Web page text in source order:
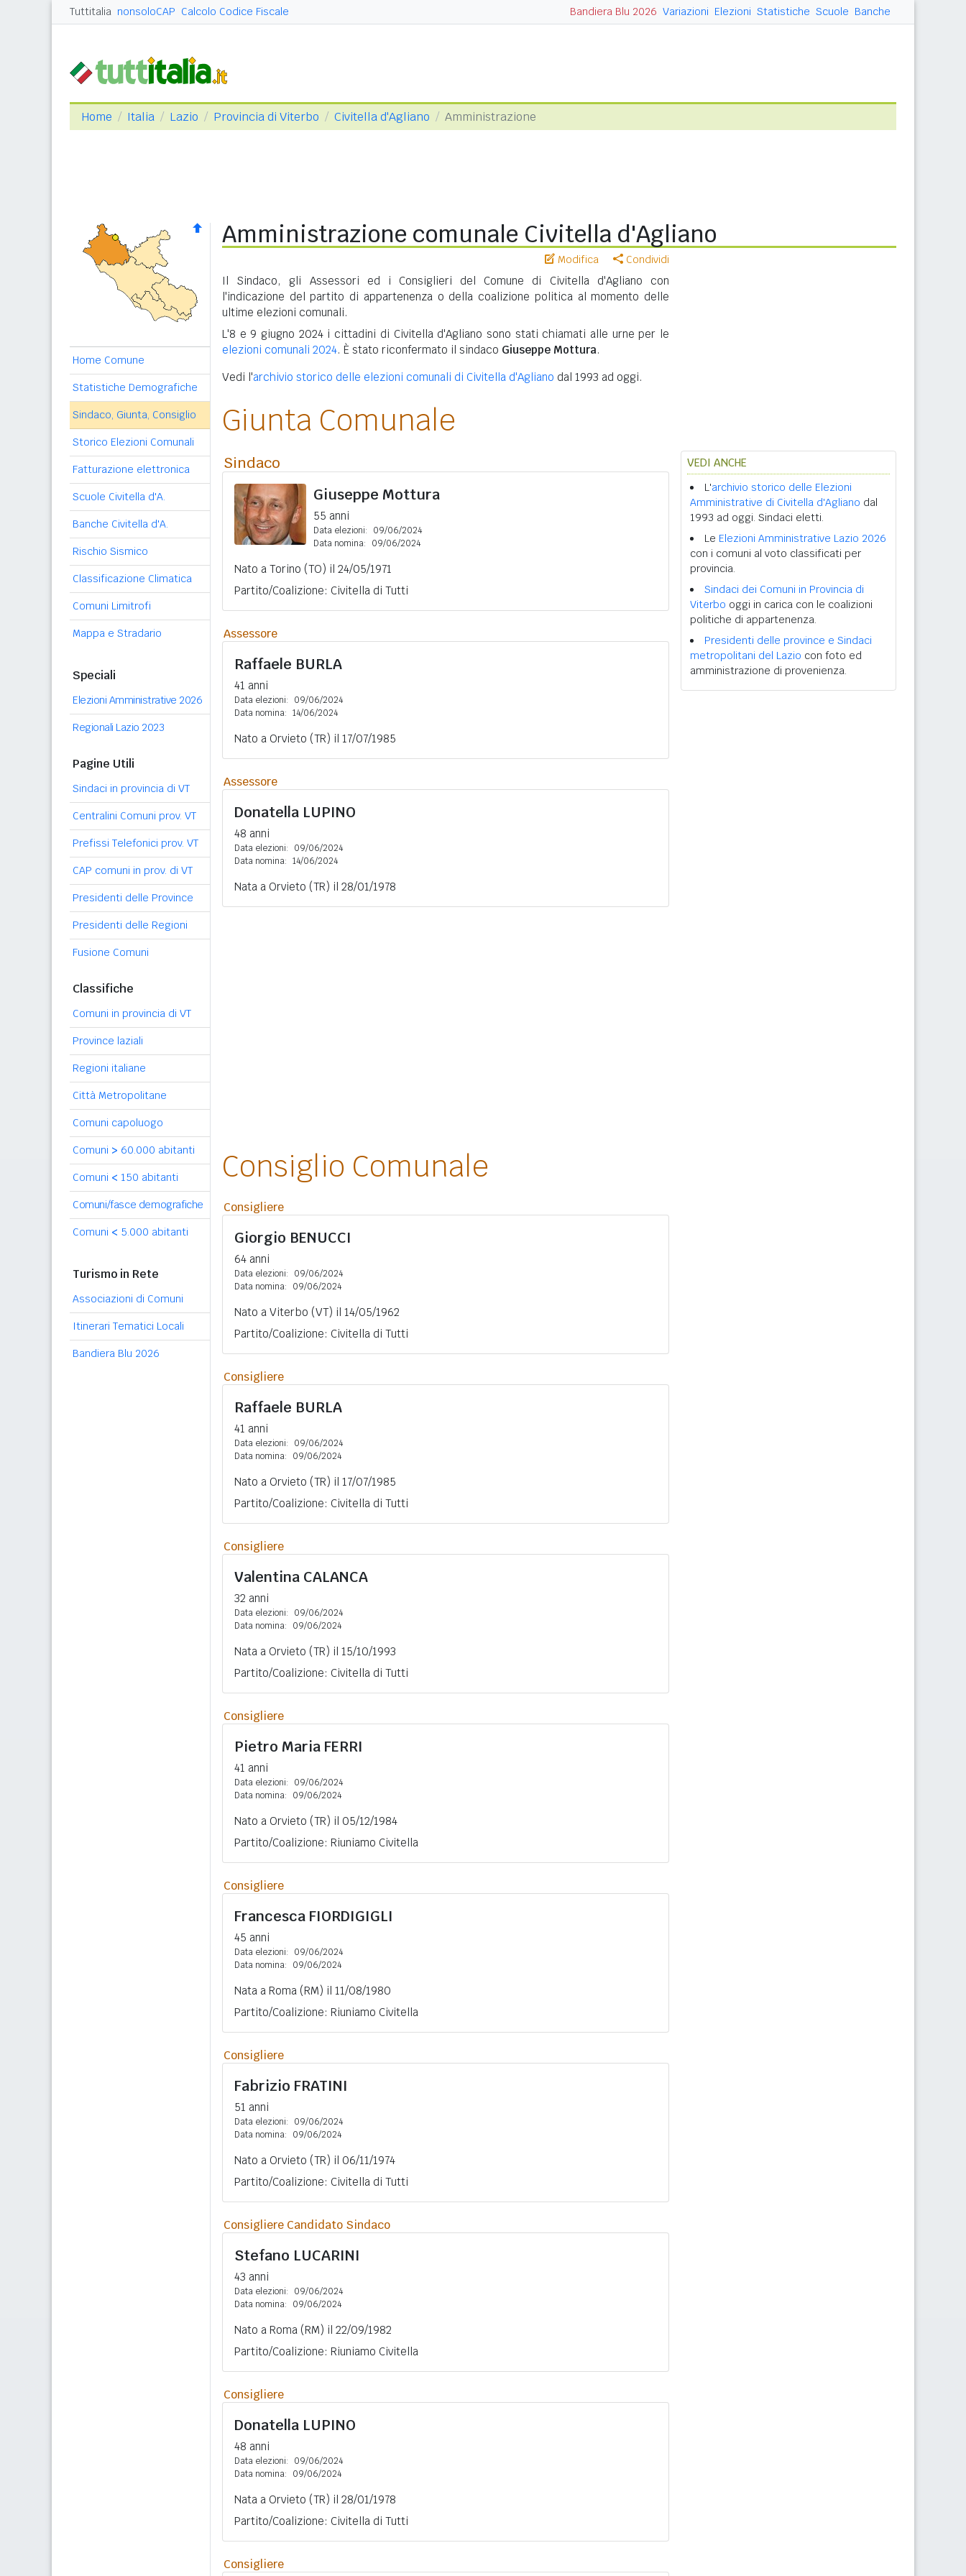
Tuttitalia nonsoloCAP Calcolo Codice Fiscale Bandiera Blu 2026 Variazioni Elezioni Statistiche Scuole Banche
Home Italia Lazio Provincia di Viterbo Civitella d'Agliano Amministrazione
Home Comune
Statistiche Demografiche
Sindaco, Giunta, Consiglio
Storico Elezioni Comunali
Fatturazione elettronica
Scuole Civitella d'A.
Banche Civitella d'A.
Rischio Sismico
Classificazione Climatica
Comuni Limitrofi
Mappa e Stradario
Speciali
Elezioni Amministrative 2026
Regionali Lazio 2023
Pagine Utili
Sindaci in provincia di VT
Centralini Comuni prov. VT
Prefissi Telefonici prov. VT
CAP comuni in prov. di VT
Presidenti delle Province
Presidenti delle Regioni
Fusione Comuni
Classifiche
Comuni in provincia di VT
Province laziali
Regioni italiane
Città Metropolitane
Comuni capoluogo
Comuni > 60.000 abitanti
Comuni < 150 abitanti
Comuni/fasce demografiche
Comuni < 5.000 abitanti
Turismo in Rete
Associazioni di Comuni
Itinerari Tematici Locali
Bandiera Blu 2026
Amministrazione comunale Civitella d'Agliano
Modifica Condividi
Il Sindaco, gli Assessori ed i Consiglieri del Comune di Civitella d'Agliano con
l'indicazione del partito di appartenenza o della coalizione politica al momento delle
ultime elezioni comunali.
L'8 e 9 giugno 2024 i cittadini di Civitella d'Agliano sono stati chiamati alle urne per le
elezioni comunali 2024. È stato riconfermato il sindaco Giuseppe Mottura.
Vedi l'archivio storico delle elezioni comunali di Civitella d'Agliano dal 1993 ad oggi.
Giunta Comunale
Sindaco
Giuseppe Mottura
55 anni
Data elezioni:
09/06/2024
Data nomina:
09/06/2024
Nato a Torino (TO) il 24/05/1971
Partito/Coalizione: Civitella di Tutti
Assessore
Raffaele BURLA
41 anni
Data elezioni:
09/06/2024
Data nomina: 14/06/2024
Nato a Orvieto (TR) il 17/07/1985
Assessore
Donatella LUPINO
48 anni
Data elezioni:
09/06/2024
Data nomina: 14/06/2024
Nata a Orvieto (TR) il 28/01/1978
Consiglio Comunale
Consigliere
Giorgio BENUCCI
64 anni
Data elezioni:
09/06/2024
Data nomina:
09/06/2024
Nato a Viterbo (VT) il 14/05/1962
Partito/Coalizione: Civitella di Tutti
Consigliere
Raffaele BURLA
41 anni
Data elezioni:
09/06/2024
Data nomina:
09/06/2024
Nato a Orvieto (TR) il 17/07/1985
Partito/Coalizione: Civitella di Tutti
Consigliere
Valentina CALANCA
32 anni
Data elezioni:
09/06/2024
Data nomina:
09/06/2024
Nata a Orvieto (TR) il 15/10/1993
Partito/Coalizione: Civitella di Tutti
Consigliere
Pietro Maria FERRI
41 anni
Data elezioni:
09/06/2024
Data nomina:
09/06/2024
Nato a Orvieto (TR) il 05/12/1984
Partito/Coalizione: Riuniamo Civitella
Consigliere
Francesca FIORDIGIGLI
45 anni
Data elezioni:
09/06/2024
Data nomina:
09/06/2024
Nata a Roma (RM) il 11/08/1980
Partito/Coalizione: Riuniamo Civitella
Consigliere
Fabrizio FRATINI
51 anni
Data elezioni:
09/06/2024
Data nomina:
09/06/2024
Nato a Orvieto (TR) il 06/11/1974
Partito/Coalizione: Civitella di Tutti
Consigliere Candidato Sindaco
Stefano LUCARINI
43 anni
Data elezioni:
09/06/2024
Data nomina:
09/06/2024
Nato a Roma (RM) il 22/09/1982
Partito/Coalizione: Riuniamo Civitella
Consigliere
Donatella LUPINO
48 anni
Data elezioni:
09/06/2024
Data nomina:
09/06/2024
Nata a Orvieto (TR) il 28/01/1978
Partito/Coalizione: Civitella di Tutti
Consigliere
VEDI ANCHE
L'archivio storico delle Elezioni
Amministrative di Civitella d'Agliano dal
1993 ad oggi. Sindaci eletti.
Le Elezioni Amministrative Lazio 2026
con i comuni al voto classificati per
provincia.
Sindaci dei Comuni in Provincia di
Viterbo oggi in carica con le coalizioni
politiche di appartenenza.
Presidenti delle province e Sindaci
metropolitani del Lazio con foto ed
amministrazione di provenienza.